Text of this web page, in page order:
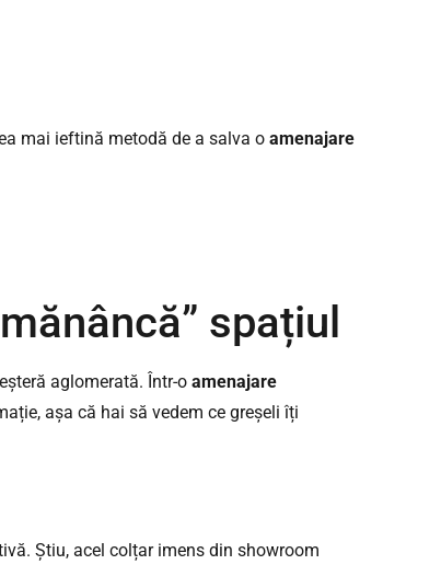
mai ieftină metodă de a salva o amenajare
spațiul
aglomerată. Într-o amenajare
așa că hai să vedem ce greșeli îți
Știu, acel colțar imens din showroom